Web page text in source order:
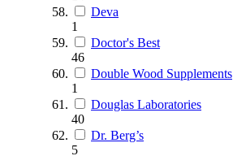
Deva
1
Doctor's Best
46
Double Wood Supplements
1
Douglas Laboratories
40
Dr. Berg’s
5